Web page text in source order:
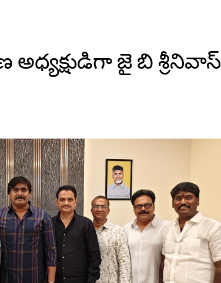
అధ్యక్షుడిగా జై బి శ్రీనివాస్